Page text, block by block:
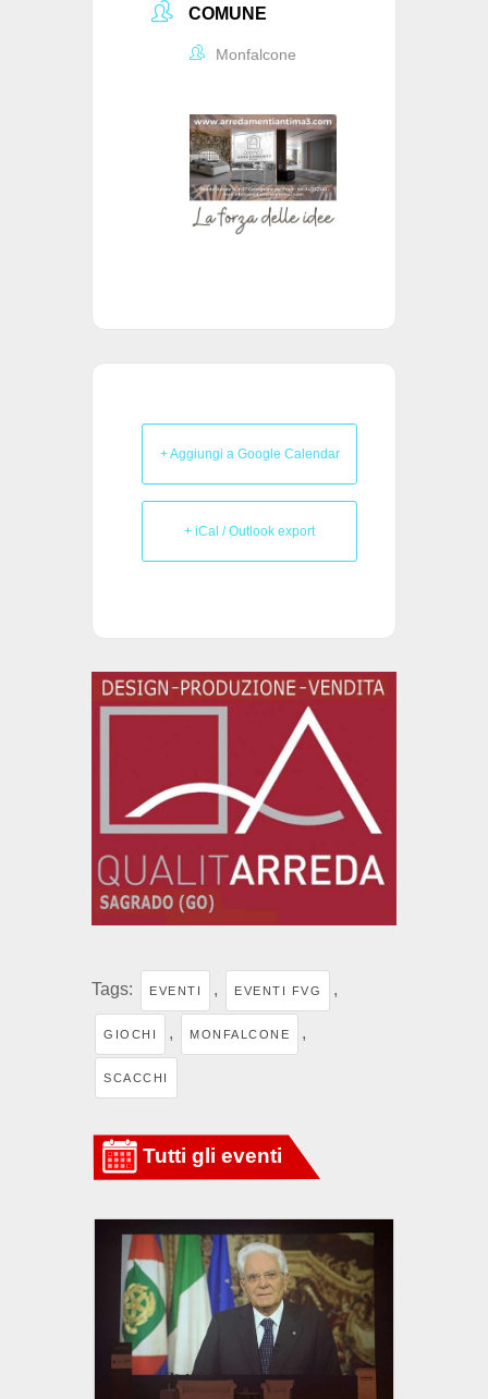
COMUNE
Monfalcone
+ Aggiungi a Google Calendar
+ iCal / Outlook export
Tags: EVENTI , EVENTI FVG ,
GIOCHI , MONFALCONE ,
SCACCHI